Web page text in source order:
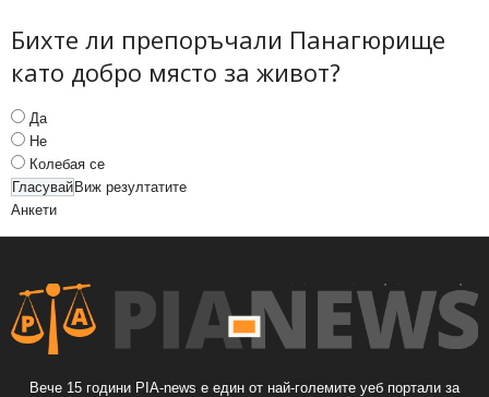
Бихте ли препоръчали Панагюрище
като добро място за живот?
Да
Не
Колебая се
Виж резултатите
Анкети
Вече 15 години PIA-news е един от най-големите уеб портали за